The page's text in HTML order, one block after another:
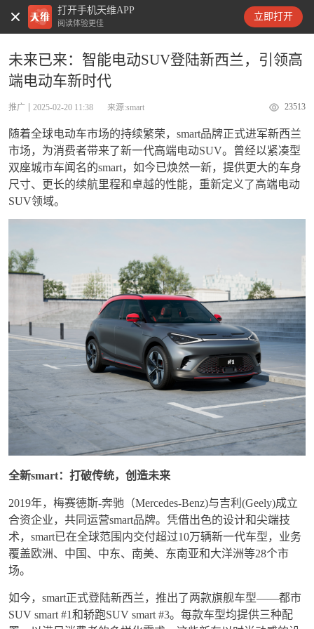
打开手机天维APP
阅读体验更佳
立即打开
天维新闻
未来已来：智能电动SUV登陆新西兰，引领高
端电动车新时代
推广 2025-02-20 11:38 来源:smart 23513
随着全球电动车市场的持续繁荣， smart品牌正式进军新西兰
市场， 为消费者带来了新一代高端电动SUV。曾经以紧凑型
双座城市车闻 名的smart，如今已焕然一新，提供更大的车身
尺寸、更长的续航里程和卓越的性能，重新定义了高端电动
SUV领域。
全新smart：打破传统， 创 造未来
2019年，梅赛德斯-奔驰（Mercedes-Benz)与吉利 (Geely)成立
合资企业，共同运营smart品牌。凭借出色的设计和尖端技
术， smart已在全球范围 内交付超过10万辆新一代车型， 业务
覆盖欧洲、中国、中东、南美、 东南亚和大洋洲等28个市
场。
如今， smart正式登陆新西兰，推出了两款旗舰车型——都市
SUV smart #1和轿跑SUV smart #3。每款车型均提供三种配